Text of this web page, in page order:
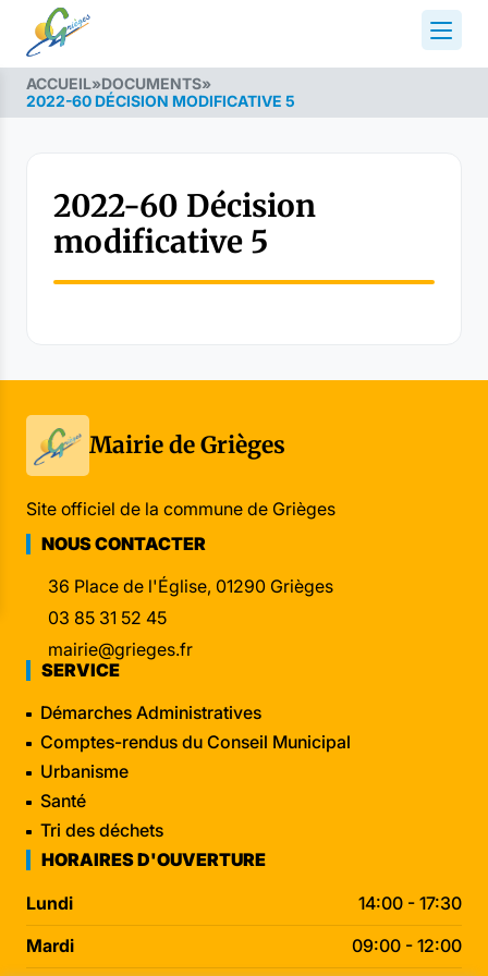
ACCUEIL»DOCUMENTS»
2022-60 DÉCISION MODIFICATIVE 5
2022-60 Décision
modificative 5
Mairie de Grièges
Site officiel de la commune de Grièges
NOUS CONTACTER
36 Place de l'Église, 01290 Grièges
03 85 31 52 45
mairie@grieges.fr
SERVICE
Démarches Administratives
Comptes-rendus du Conseil Municipal
Urbanisme
Santé
Tri des déchets
HORAIRES D'OUVERTURE
Lundi
14:00 - 17:30
Mardi
09:00 - 12:00